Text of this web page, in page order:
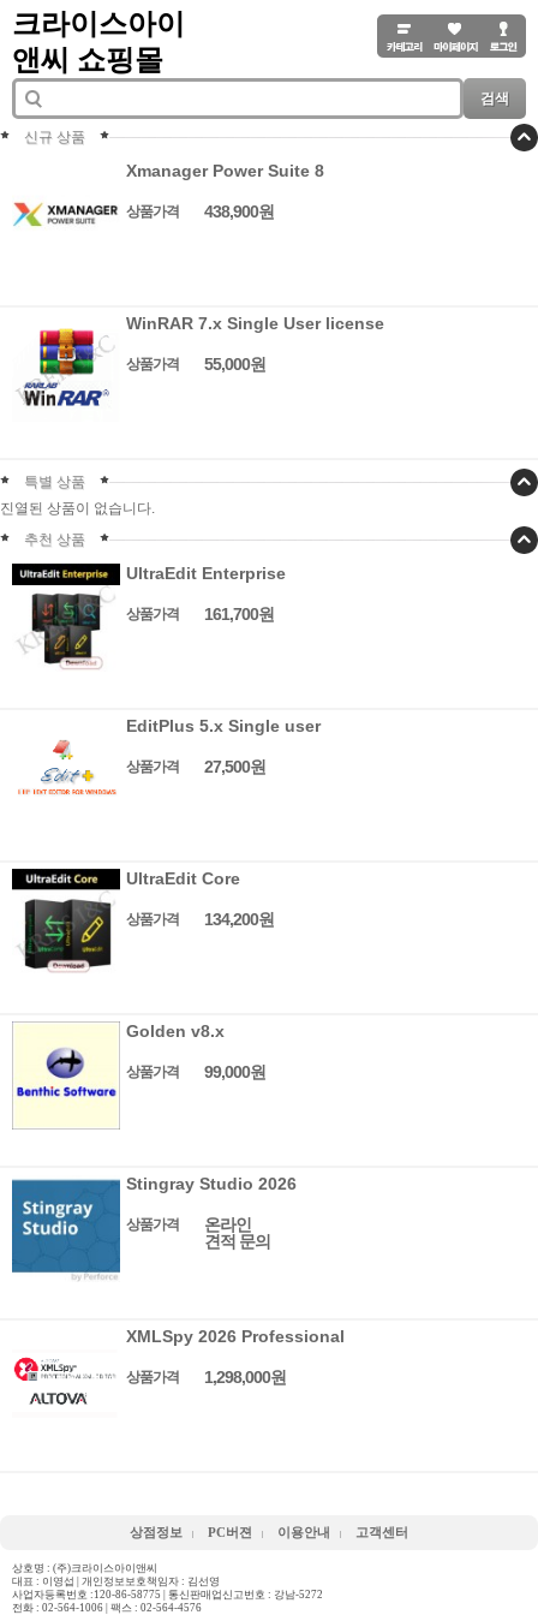
크라이스아이
앤씨 쇼핑몰
검색
신규 상품
Xmanager Power Suite 8
상품가격 438,900원
WinRAR 7.x Single User license
상품가격 55,000원
특별 상품
진열된 상품이 없습니다.
추천 상품
UltraEdit Enterprise
상품가격 161,700원
EditPlus 5.x Single user
상품가격 27,500원
UltraEdit Core
상품가격 134,200원
Golden v8.x
상품가격 99,000원
Stingray Studio 2026
상품가격
온라인
견적 문의
XMLSpy 2026 Professional
상품가격 1,298,000원
상점정보 PC버젼 이용안내 고객센터
상호명 : (주)크라이스아이앤씨
대표 : 이영섭 | 개인정보보호책임자 : 김선영
사업자등록번호 :120-86-58775 | 통신판매업신고번호 : 강남-5272
전화 : 02-564-1006 | 팩스 : 02-564-4576